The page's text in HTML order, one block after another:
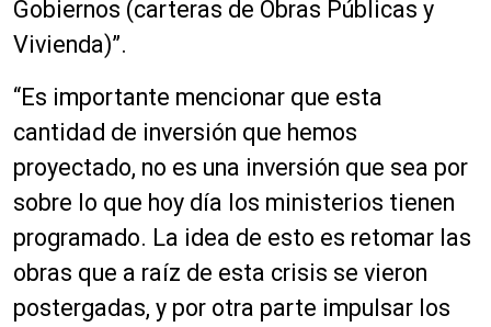
Gobiernos (carteras de Obras Públicas y
Vivienda)”.
“Es importante mencionar que esta
cantidad de inversión que hemos
proyectado, no es una inversión que sea por
sobre lo que hoy día los ministerios tienen
programado. La idea de esto es retomar las
obras que a raíz de esta crisis se vieron
postergadas, y por otra parte impulsar los